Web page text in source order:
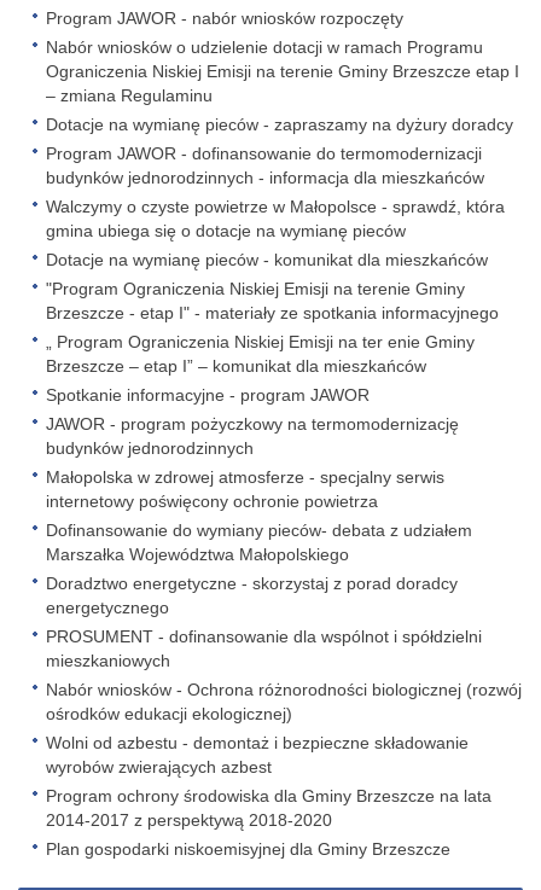
Program JAWOR - nabór wniosków rozpoczęty
Nabór wniosków o udzielenie dotacji w ramach Programu
Ograniczenia Niskiej Emisji na terenie Gminy Brzeszcze etap I
– zmiana Regulaminu
Dotacje na wymianę pieców - zapraszamy na dyżury doradcy
Program JAWOR - dofinansowanie do termomodernizacji
budynków jednorodzinnych - informacja dla mieszkańców
Walczymy o czyste powietrze w Małopolsce - sprawdź, która
gmina ubiega się o dotacje na wymianę pieców
Dotacje na wymianę pieców - komunikat dla mieszkańców
"Program Ograniczenia Niskiej Emisji na terenie Gminy
Brzeszcze - etap I" - materiały ze spotkania informacyjnego
„ Program Ograniczenia Niskiej Emisji na ter enie Gminy
Brzeszcze – etap I” – komunikat dla mieszkańców
Spotkanie informacyjne - program JAWOR
JAWOR - program pożyczkowy na termomodernizację
budynków jednorodzinnych
Małopolska w zdrowej atmosferze - specjalny serwis
internetowy poświęcony ochronie powietrza
Dofinansowanie do wymiany pieców- debata z udziałem
Marszałka Województwa Małopolskiego
Doradztwo energetyczne - skorzystaj z porad doradcy
energetycznego
PROSUMENT - dofinansowanie dla wspólnot i spółdzielni
mieszkaniowych
Nabór wniosków - Ochrona różnorodności biologicznej (rozwój
ośrodków edukacji ekologicznej)
Wolni od azbestu - demontaż i bezpieczne składowanie
wyrobów zwierających azbest
Program ochrony środowiska dla Gminy Brzeszcze na lata
2014-2017 z perspektywą 2018-2020
Plan gospodarki niskoemisyjnej dla Gminy Brzeszcze